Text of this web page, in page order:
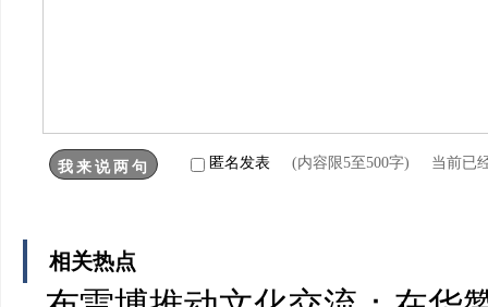
匿名发表 (内容限5至500字) 当前已
相关热点